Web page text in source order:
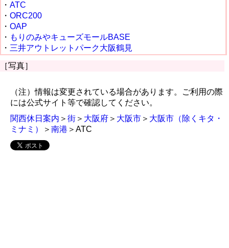
・ ATC
・ ORC200
・ OAP
・ もりのみやキューズモールBASE
・ 三井アウトレットパーク大阪鶴見
［写真］
（注）情報は変更されている場合があります。ご利用の際
には公式サイト等で確認してください。
関西休日案内 ＞ 街 ＞ 大阪府 ＞ 大阪市 ＞ 大阪市（除くキタ・
ミナミ）
＞ 南港 ＞ATC